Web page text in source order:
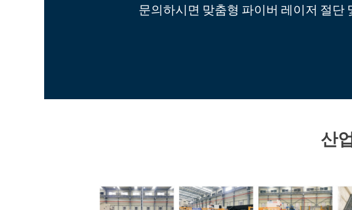
문의하시면 맞춤형 파이버 레이저 절단
산